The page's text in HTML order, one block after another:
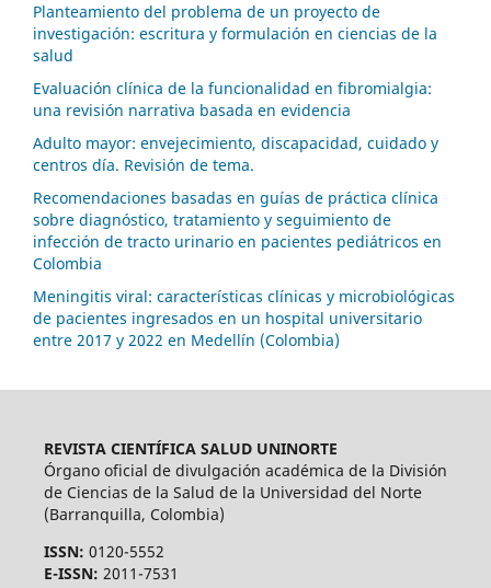
Planteamiento del problema de un proyecto de
investigación: escritura y formulación en ciencias de la
salud
Evaluación clínica de la funcionalidad en fibromialgia:
una revisión narrativa basada en evidencia
Adulto mayor: envejecimiento, discapacidad, cuidado y
centros día. Revisión de tema.
Recomendaciones basadas en guías de práctica clínica
sobre diagnóstico, tratamiento y seguimiento de
infección de tracto urinario en pacientes pediátricos en
Colombia
Meningitis viral: características clínicas y microbiológicas
de pacientes ingresados en un hospital universitario
entre 2017 y 2022 en Medellín (Colombia)
REVISTA CIENTÍFICA SALUD UNINORTE
Órgano oficial de divulgación académica de la División
de Ciencias de la Salud de la Universidad del Norte
(Barranquilla, Colombia)
ISSN: 0120-5552
E-ISSN: 2011-7531